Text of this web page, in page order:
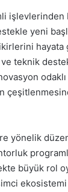
yeni
teknik
yönelik
büyük rol
ekosistemi